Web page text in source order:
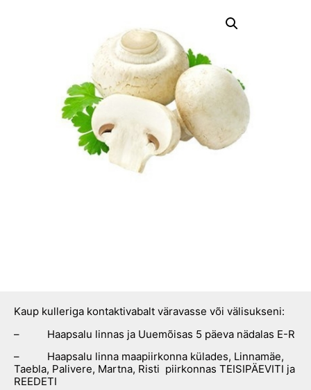
Kaup kulleriga kontaktivabalt väravasse või välisukseni:
– Haapsalu linnas ja Uuemõisas 5 päeva nädalas E-R
– Haapsalu linna maapiirkonna külades, Linnamäe,
Taebla, Palivere, Martna, Risti piirkonnas TEISIPÄEVITI ja
REEDETI